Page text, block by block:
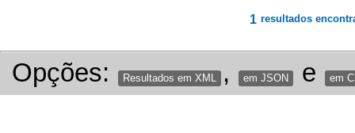
1 resultados
Opções: Resultados em XML , em JSON e em